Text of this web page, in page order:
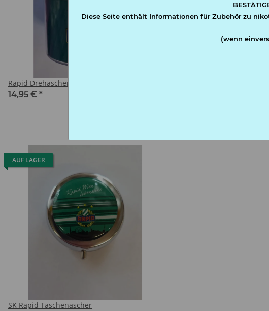
Rapid Drehascher
14,95 € *
AUF LAGER
SK Rapid Taschenascher
Diese Seite enthält Informationen für Zubehör zu
(wenn